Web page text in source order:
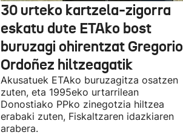
30 urteko kartzela-zigorra
eskatu dute ETAko bost
buruzagi ohirentzat Gregorio
Ordoñez hiltzeagatik
Akusatuek ETAko buruzagitza osatzen
zuten, eta 1995eko urtarrilean
Donostiako PPko zinegotzia hiltzea
erabaki zuten, Fiskaltzaren idazkiaren
arabera.